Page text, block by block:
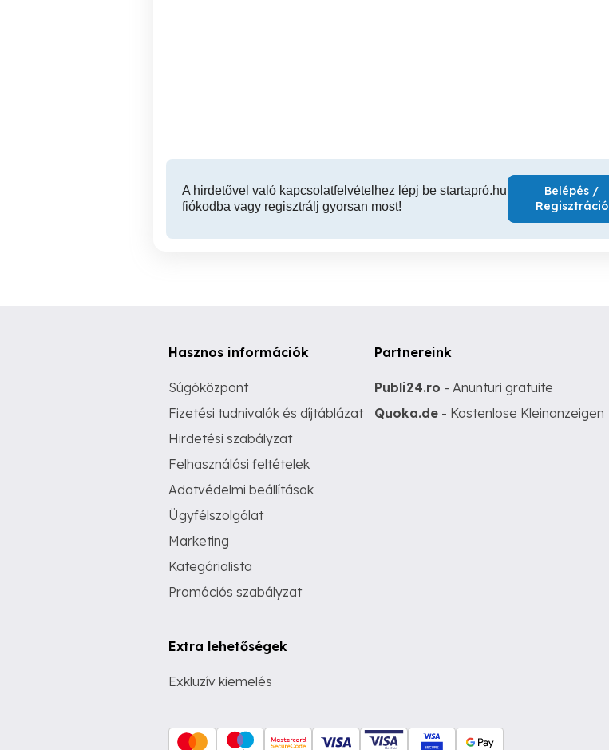
A hirdetővel való kapcsolatfelvételhez lépj be startapró.hu
fiókodba vagy regisztrálj gyorsan most!
Belépés /
Regisztráció
Hasznos információk
Súgóközpont
Fizetési tudnivalók és díjtáblázat
Hirdetési szabályzat
Felhasználási feltételek
Adatvédelmi beállítások
Ügyfélszolgálat
Marketing
Kategórialista
Promóciós szabályzat
Extra lehetőségek
Exkluzív kiemelés
Partnereink
Publi24.ro - Anunturi gratuite
Quoka.de - Kostenlose Kleinanzeigen